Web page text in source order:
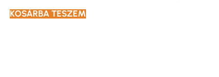
KOSÁRBA TESZEM